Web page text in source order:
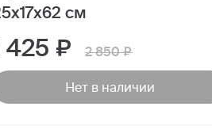
см
425 2 850
Нет в наличии